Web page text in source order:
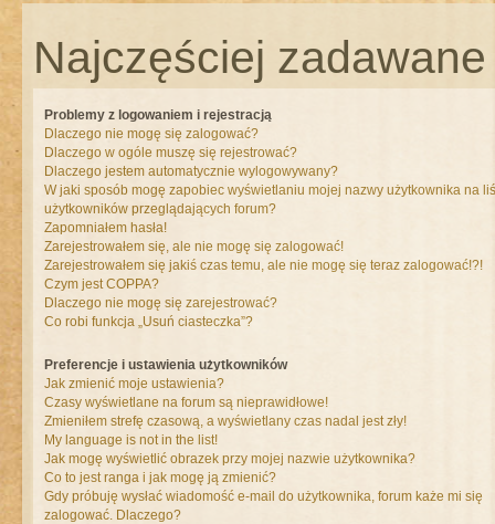
Najczęściej
Problemy z logowaniem i rejestracją
Dlaczego nie mogę się zalogować?
Dlaczego w ogóle muszę się rejestrować?
Dlaczego jestem automatycznie wylogowywany?
W jaki sposób mogę zapobiec wyświetlaniu mojej nazwy użytkownika na
użytkowników przeglądających forum?
Zapomniałem hasła!
Zarejestrowałem się, ale nie mogę się zalogować!
Zarejestrowałem się jakiś czas temu, ale nie mogę się teraz zalogować!?!
Czym jest COPPA?
Dlaczego nie mogę się zarejestrować?
Co robi funkcja „Usuń ciasteczka”?
Preferencje i ustawienia użytkowników
Jak zmienić moje ustawienia?
Czasy wyświetlane na forum są nieprawidłowe!
Zmieniłem strefę czasową, a wyświetlany czas nadal jest zły!
My language is not in the list!
Jak mogę wyświetlić obrazek przy mojej nazwie użytkownika?
Co to jest ranga i jak mogę ją zmienić?
Gdy próbuję wysłać wiadomość e-mail do użytkownika, forum każe mi się
zalogować. Dlaczego?